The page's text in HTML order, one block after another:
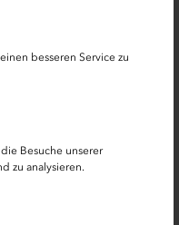
besseren Service zu
Besuche unserer
zu analysieren.